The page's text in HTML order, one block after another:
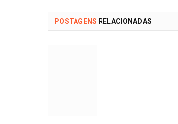
POSTAGENS RELACIONADAS